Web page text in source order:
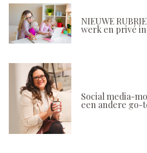
NIEUWE
werk en privé in
Social media-
een andere go-